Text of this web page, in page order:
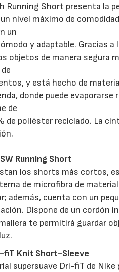
Running Short presenta la
nivel máximo de
un
y adaptable. Gracias
objetos de manera segura
y está hecho de
donde puede
de
de poliéster reciclado. La
Running Short
los shorts más cortos,
de microfibra de
además, cuenta con un
Dispone de un cordón
te permitirá guardar
fiT Knit Short-Sleeve
supersuave Dri-fiT de